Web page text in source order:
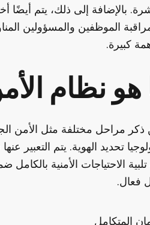
بالإضافة إلى ذلك، يتم أيضًا
الموظفين والمسؤولين
كبيرة.
هو نظام
ذكر مراحل مختلفة مثل الأمن
تحديد الهوية. يتم التعبير
الاحتياجات الأمنية
فعال.